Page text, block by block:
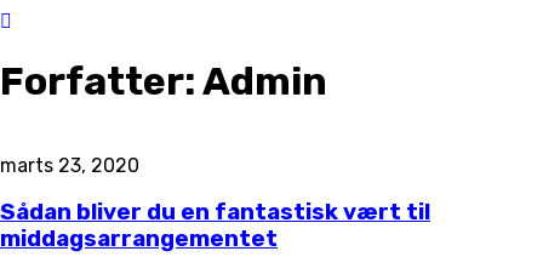
Forfatter:Admin
marts 23, 2020
Sådan bliver du en fantastisk vært til
middagsarrangementet